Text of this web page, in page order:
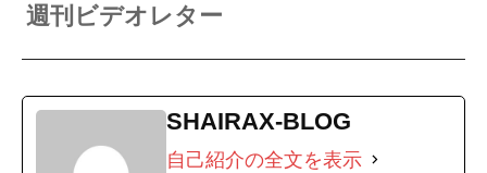
週刊ビデオレター
SHAIRAX-BLOG
自己紹介の全文を表示